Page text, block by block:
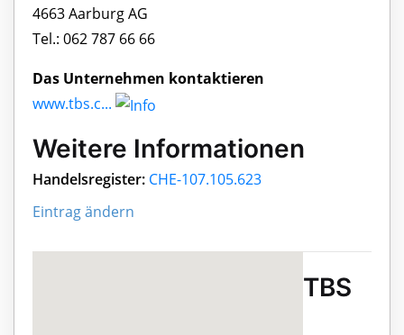
4663 Aarburg AG
Tel.: 062 787 66 66
Das Unternehmen kontaktieren
www.tbs.c...
Weitere Informationen
Handelsregister: CHE-107.105.623
Eintrag ändern
TBS